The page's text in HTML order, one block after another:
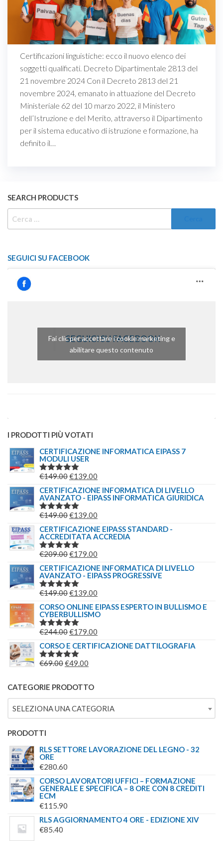
Certificazioni linguistiche: ecco il nuovo elenco dei
soggetti qualificati. Decreto Dipartimentale 2813 del
21 novembre 2024 Con il Decreto 2813 del 21
novembre 2024, emanato in attuazione del Decreto
Ministeriale 62 del 10 marzo 2022, il Ministero
dell’Istruzione e del Merito, attraverso il Dipartimento
per il sistema educativo di istruzione e formazione, ha
definito il…
SEARCH PRODUCTS
SEGUICI SU FACEBOOK
SEGUICI SU FACEBOOK
Fai clic per accettare i cookie marketing e
abilitare questo contenuto
I PRODOTTI PIÙ VOTATI
CERTIFICAZIONE INFORMATICA EIPASS 7
MODULI USER
VALUTATO
€149.00IL
PREZZO
ORIGINALE
ERA:
€139.00
PREZZO
ATTUALE
CERTIFICAZIONE INFORMATICA DI LIVELLO
AVANZATO - EIPASS INFORMATICA GIURIDICA
VALUTATO
€149.00IL
PREZZO
ORIGINALE
ERA:
€139.00
PREZZO
ATTUALE
CERTIFICAZIONE EIPASS STANDARD -
ACCREDITATA ACCREDIA
VALUTATO
€209.00IL
PREZZO
ORIGINALE
ERA:
€179.00
PREZZO
ATTUALE
CERTIFICAZIONE INFORMATICA DI LIVELLO
AVANZATO - EIPASS PROGRESSIVE
VALUTATO
€149.00IL
PREZZO
ORIGINALE
ERA:
€139.00
PREZZO
ATTUALE
CORSO ONLINE EIPASS ESPERTO IN BULLISMO E
CYBERBULLISMO
VALUTATO
€244.00IL
PREZZO
ORIGINALE
ERA:
€179.00
PREZZO
CORSO E CERTIFICAZIONE DATTILOGRAFIA
VALUTATO
€69.00IL
ORIGINALE
ERA:
€69.00.
€49.00
ATTUALE
È:
€49.00.
CATEGORIE PRODOTTO
SELEZIONA UNA CATEGORIA
PRODOTTI
RLS SETTORE LAVORAZIONE DEL LEGNO - 32
ORE
€280.60
CORSO LAVORATORI UFFICI – FORMAZIONE
GENERALE E SPECIFICA – 8 ORE CON 8 CREDITI
ECM
€115.90
RLS AGGIORNAMENTO 4 ORE - EDIZIONE XIV
€85.40